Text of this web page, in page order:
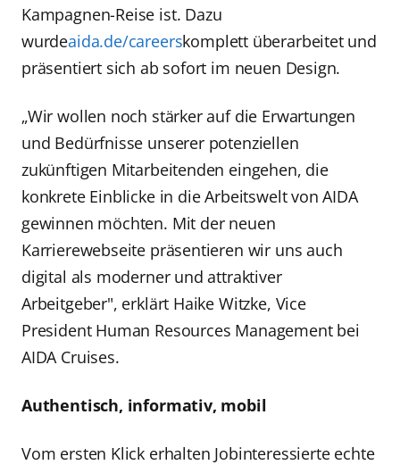
Kampagnen-Reise ist. Dazu
wurdeaida.de/careerskomplett überarbeitet und
präsentiert sich ab sofort im neuen Design.
„Wir wollen noch stärker auf die Erwartungen
und Bedürfnisse unserer potenziellen
zukünftigen Mitarbeitenden eingehen, die
konkrete Einblicke in die Arbeitswelt von AIDA
gewinnen möchten. Mit der neuen
Karrierewebseite präsentieren wir uns auch
digital als moderner und attraktiver
Arbeitgeber", erklärt Haike Witzke, Vice
President Human Resources Management bei
AIDA Cruises.
Authentisch, informativ, mobil
Vom ersten Klick erhalten Jobinteressierte echte